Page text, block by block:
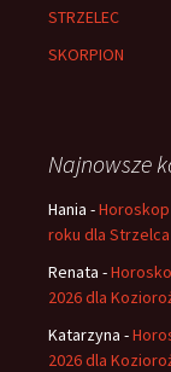
STRZELEC
SKORPION
Najnowsze
Hania -
roku dla Strzelca
Renata -
2026 dla
Katarzyna -
2026 dla